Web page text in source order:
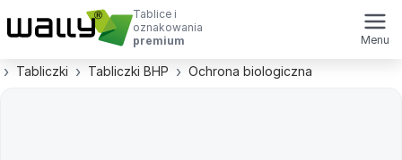
Tablice i
oznakowania
premium
Menu
Tabliczki Tabliczki BHP Ochrona biologiczna